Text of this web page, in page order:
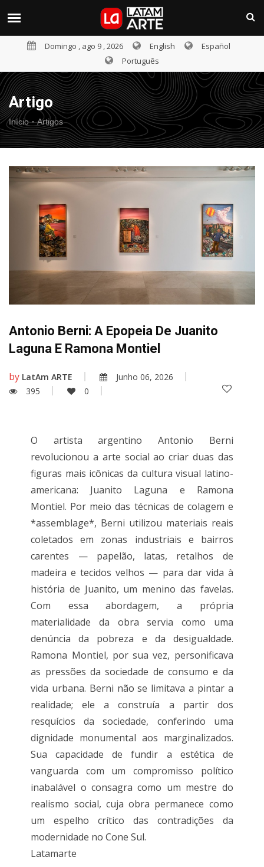
Domingo , ago 9 , 2026 English
Español
Português
Artigo
Início- Artigos
Antonio Berni: A Epopeia De Juanito
Laguna E Ramona Montiel
by LatAm ARTE
Junho 06, 2026
395
0
O artista argentino Antonio Berni
revolucionou a arte social ao criar duas das
figuras mais icônicas da cultura visual latino-
americana: Juanito Laguna e Ramona
Montiel. Por meio das técnicas de colagem e
*assemblage*, Berni utilizou materiais reais
coletados em zonas industriais e bairros
carentes — papelão, latas, retalhos de
madeira e tecidos velhos — para dar vida à
história de Juanito, um menino das favelas.
Com essa abordagem, a própria
materialidade da obra servia como uma
denúncia da pobreza e da desigualdade.
Ramona Montiel, por sua vez, personificava
as pressões da sociedade de consumo e da
vida urbana. Berni não se limitava a pintar a
realidade; ele a construía a partir dos
resquícios da sociedade, conferindo uma
dignidade monumental aos marginalizados.
Sua capacidade de fundir a estética de
vanguarda com um compromisso político
inabalável o consagra como um mestre do
realismo social, cuja obra permanece como
um espelho crítico das contradições da
modernidade no Cone Sul.
Latamarte